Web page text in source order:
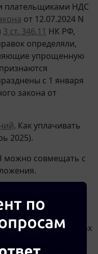
плательщиками НДС
от 12.07.2024 N
3 ст. 346.11 НК РФ,
определяли,
упрощенную
с 1 января
закона от
. Как уплачивать
2025).
можно совмещать с
применяется
наряду с
РФ о налогах